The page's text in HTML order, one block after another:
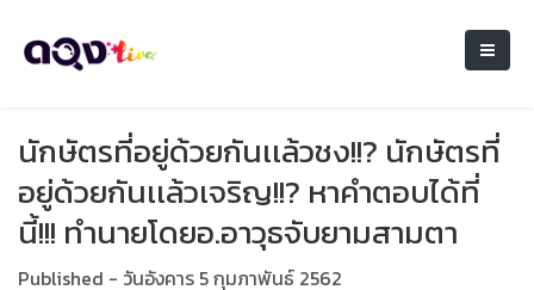
นักษัตรที่อยู่ด้วยกันเเล้วชง!!? นักษัตรที่
อยู่ด้วยกันเเล้วเจริญ!!? หาคำตอบได้ที่
นี้!!! ทำนายโดยอ.อาวุธจับยามสามตา
Published - วันอังคาร 5 กุมภาพันธ์ 2562